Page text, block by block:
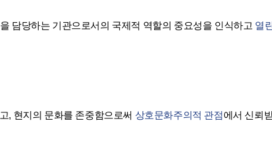
담당하는 기관으로서의 국제적 역할의 중요성을 인식하고 열
, 현지의 문화를 존중함으로써 상호문화주의적 관점에서 신뢰